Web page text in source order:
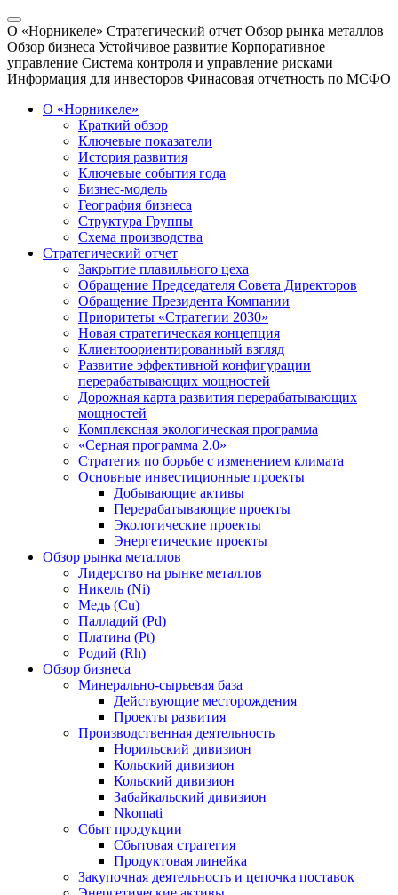
О «Норникеле» Стратегический отчет Обзор рынка металлов
Обзор бизнеса Устойчивое развитие Корпоративное
управление Система контроля и управление рисками
Информация для инвесторов Финасовая отчетность по МСФО
О «Норникеле»
Краткий обзор
Ключевые показатели
История развития
Ключевые события года
Бизнес-модель
География бизнеса
Структура Группы
Схема производства
Стратегический отчет
Закрытие плавильного цеха
Обращение Председателя Совета Директоров
Обращение Президента Компании
Приоритеты «Стратегии 2030»
Новая стратегическая концепция
Клиентоориентированный взгляд
Развитие эффективной конфигурации
перерабатывающих мощностей
Дорожная карта развития перерабатывающих
мощностей
Комплексная экологическая программа
«Серная программа 2.0»
Стратегия по борьбе с изменением климата
Основные инвестиционные проекты
Добывающие активы
Перерабатывающие проекты
Экологические проекты
Энергетические проекты
Обзор рынка металлов
Лидерство на рынке металлов
Никель (Ni)
Медь (Cu)
Палладий (Pd)
Платина (Pt)
Родий (Rh)
Обзор бизнеса
Минерально-сырьевая база
Действующие месторождения
Проекты развития
Производственная деятельность
Норильский дивизион
Кольский дивизион
Кольский дивизион
Забайкальский дивизион
Nkomati
Сбыт продукции
Сбытовая стратегия
Продуктовая линейка
Закупочная деятельность и цепочка поставок